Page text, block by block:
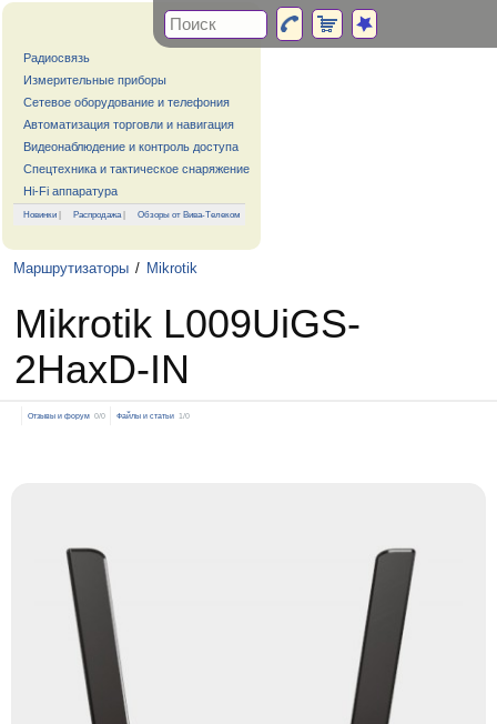
Радиосвязь
Измерительные приборы
Сетевое оборудование и телефония
Автоматизация торговли и навигация
Видеонаблюдение и контроль доступа
Спецтехника и тактическое снаряжение
Hi-Fi аппаратура
Новинки | Распродажа| Обзоры от Вива-Телеком
Маршрутизаторы / Mikrotik
Mikrotik L009UiGS-
2HaxD-IN
Отзывы и форум 0/0 Файлы и статьи 1/0